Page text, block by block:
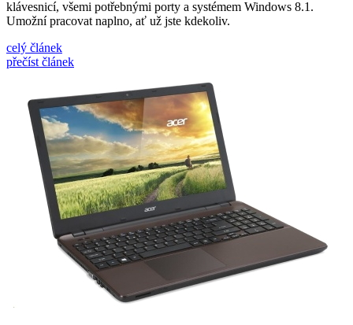
klávesnicí, všemi potřebnými porty a systémem Windows 8.1.
Umožní pracovat naplno, ať už jste kdekoliv.
celý článek
přečíst článek